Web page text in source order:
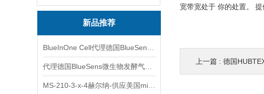
新品推荐
宽带宽处于 你的处置。
上一篇 : 德国